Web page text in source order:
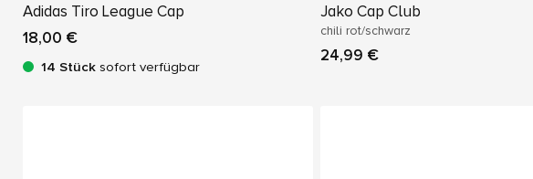
Adidas Tiro League Cap
18,00 €
14 Stück sofort verfügbar
Jako Cap Club
chili rot/schwarz
24,99 €